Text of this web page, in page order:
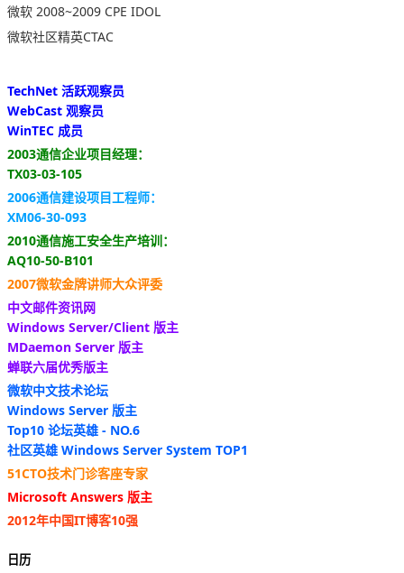
微软 2008~2009 CPE IDOL
微软社区精英CTAC
TechNet 活跃观察员
WebCast 观察员
WinTEC 成员
2003通信企业项目经理：
TX03-03-105
2006通信建设项目工程师：
XM06-30-093
2010通信施工安全生产培训：
AQ10-50-B101
2007微软金牌讲师大众评委
中文邮件资讯网
Windows Server/Client 版主
MDaemon Server 版主
蝉联六届优秀版主
微软中文技术论坛
Windows Server 版主
Top10 论坛英雄 - NO.6
社区英雄 Windows Server System TOP1
51CTO技术门诊客座专家
Microsoft Answers 版主
2012年中国IT博客10强
日历